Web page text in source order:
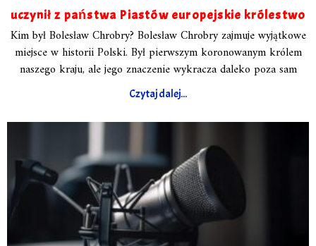
uczynił z państwa Piastów europejskie królestwo
Kim był Bolesław Chrobry? Bolesław Chrobry zajmuje wyjątkowe
miejsce w historii Polski. Był pierwszym koronowanym królem
naszego kraju, ale jego znaczenie wykracza daleko poza sam
Czytaj dalej...